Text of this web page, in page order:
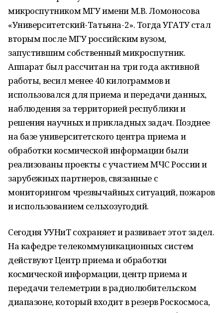
микроспутником МГУ имени М.В. Ломоносова
«Университетский-Татьяна-2». Тогда УГАТУ стал
вторым после МГУ российским вузом,
запустившим собственный микроспутник.
Аппарат был рассчитан на три года активной
работы, весил менее 40 килограммов и
использовался для приема и передачи данных,
наблюдения за территорией республики и
решения научных и прикладных задач. Позднее
на базе университетского центра приема и
обработки космической информации были
реализованы проекты с участием МЧС России и
зарубежных партнеров, связанные с
мониторингом чрезвычайных ситуаций, пожаров
и использованием сельхозугодий.
Сегодня УУНиТ сохраняет и развивает этот задел.
На кафедре телекоммуникационных систем
действуют Центр приема и обработки
космической информации, центр приема и
передачи телеметрии в радиолюбительском
диапазоне, который входит в резерв Роскосмоса,